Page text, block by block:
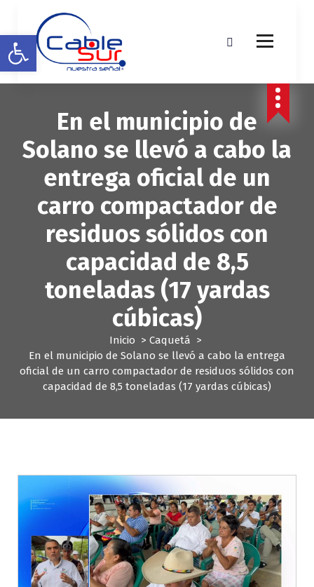
Abrir barra de herramientas
l
a
r
En el municipio de
Solano se llevó a cabo la
entrega oficial de un
carro compactador de
residuos sólidos con
capacidad de 8,5
toneladas (17 yardas
cúbicas)
Inicio > Caquetá >
En el municipio de Solano se llevó a cabo la entrega
oficial de un carro compactador de residuos sólidos con
capacidad de 8,5 toneladas (17 yardas cúbicas)